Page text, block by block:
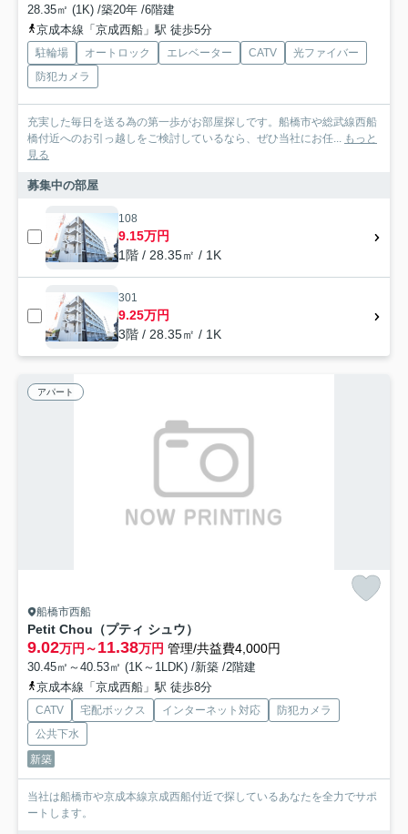
28.35㎡ (1K) /築20年 /6階建
京成本線「京成西船」駅 徒歩5分
駐輪場 オートロック エレベーター CATV
光ファイバー
防犯カメラ
充実した毎日を送る為の第一歩がお部屋探しです。船橋市や総武線西船
橋付近へのお引っ越しをご検討しているなら、ぜひ当社にお任... もっと
見る
募集中の部屋
108
9.15万円
1階 / 28.35㎡ / 1K
301
9.25万円
3階 / 28.35㎡ / 1K
アパート
船橋市西船
Petit Chou（プティ シュウ）
9.02万円～11.38万円 管理/共益費4,000円
30.45㎡～40.53㎡ (1K～1LDK) /新築 /2階建
京成本線「京成西船」駅 徒歩8分
CATV 宅配ボックス インターネット対応
防犯カメラ
公共下水
新築
当社は船橋市や京成本線京成西船付近で探しているあなたを全力でサポ
ートします。